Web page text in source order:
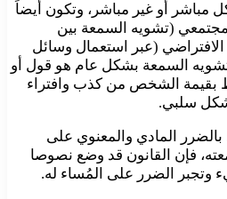
مباشر أو غير مباشر، وتكون أيضاً
(تشويه السمعة بين
(عبر استعمال وسائل
وتشويه السمعة بشكل عام هو قول أو
بقيمة الشخص من كذب وافتراء
سلبي.
المادي والمعنوي على
فإن القانون قد وضع نصوصا
وتجبر الضرر على المُساء له.